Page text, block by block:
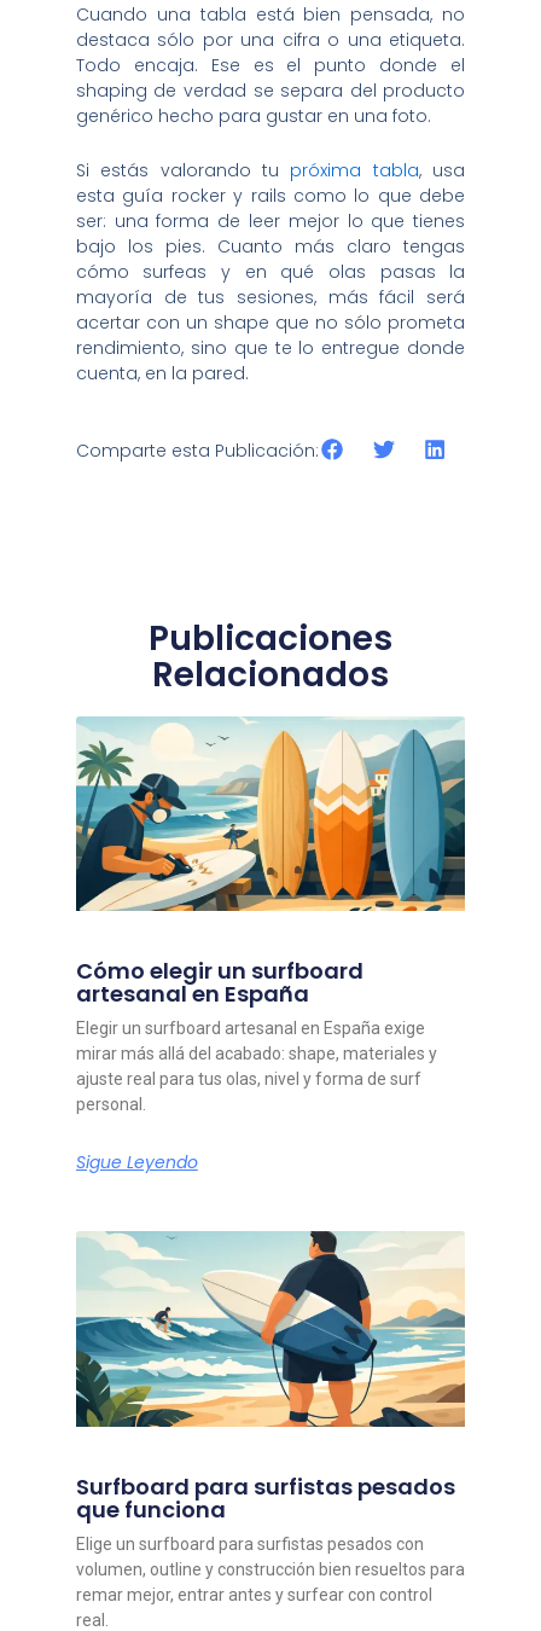
Cuando una tabla está bien pensada, no
destaca sólo por una cifra o una etiqueta.
Todo encaja. Ese es el punto donde el
shaping de verdad se separa del producto
genérico hecho para gustar en una foto.
Si estás valorando tu próxima tabla, usa
esta guía rocker y rails como lo que debe
ser: una forma de leer mejor lo que tienes
bajo los pies. Cuanto más claro tengas
cómo surfeas y en qué olas pasas la
mayoría de tus sesiones, más fácil será
acertar con un shape que no sólo prometa
rendimiento, sino que te lo entregue donde
cuenta, en la pared.
Comparte esta Publicación:
Publicaciones
Relacionados
Cómo elegir un surfboard
artesanal en España
Elegir un surfboard artesanal en España exige
mirar más allá del acabado: shape, materiales y
ajuste real para tus olas, nivel y forma de surf
personal.
Sigue Leyendo
Surfboard para surfistas pesados
que funciona
Elige un surfboard para surfistas pesados con
volumen, outline y construcción bien resueltos para
remar mejor, entrar antes y surfear con control
real.